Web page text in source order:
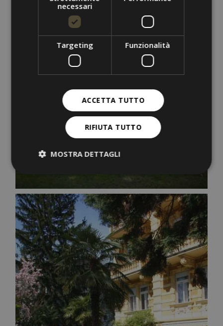
necessari
Targeting Funzionalità
ACCETTA TUTTO
RIFIUTA TUTTO
MOSTRA DETTAGLI